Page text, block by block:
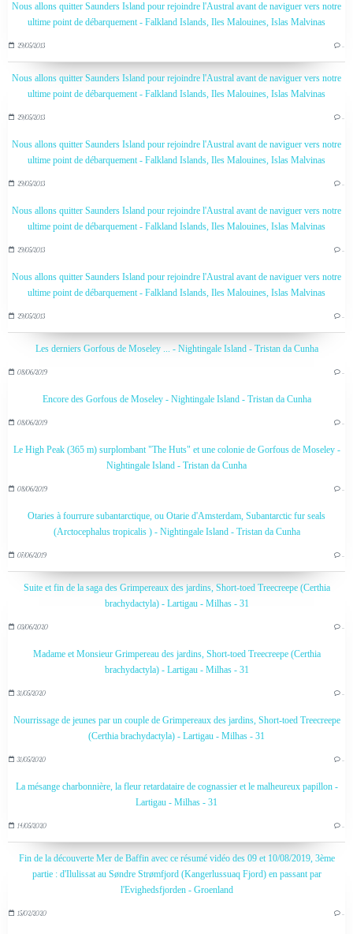
Nous allons quitter Saunders Island pour rejoindre l'Austral avant de naviguer vers notre
ultime point de débarquement - Falkland Islands, Iles Malouines, Islas Malvinas
29/05/2013 …
Nous allons quitter Saunders Island pour rejoindre l'Austral avant de naviguer vers notre
ultime point de débarquement - Falkland Islands, Iles Malouines, Islas Malvinas
29/05/2013 …
Nous allons quitter Saunders Island pour rejoindre l'Austral avant de naviguer vers notre
ultime point de débarquement - Falkland Islands, Iles Malouines, Islas Malvinas
29/05/2013 …
Nous allons quitter Saunders Island pour rejoindre l'Austral avant de naviguer vers notre
ultime point de débarquement - Falkland Islands, Iles Malouines, Islas Malvinas
29/05/2013 …
Nous allons quitter Saunders Island pour rejoindre l'Austral avant de naviguer vers notre
ultime point de débarquement - Falkland Islands, Iles Malouines, Islas Malvinas
29/05/2013 …
Les derniers Gorfous de Moseley ... - Nightingale Island - Tristan da Cunha
08/06/2019 …
Encore des Gorfous de Moseley - Nightingale Island - Tristan da Cunha
08/06/2019 …
Le High Peak (365 m) surplombant "The Huts" et une colonie de Gorfous de Moseley -
Nightingale Island - Tristan da Cunha
08/06/2019 …
Otaries à fourrure subantarctique, ou Otarie d'Amsterdam, Subantarctic fur seals
(Arctocephalus tropicalis ) - Nightingale Island - Tristan da Cunha
07/06/2019 …
Suite et fin de la saga des Grimpereaux des jardins, Short-toed Treecreepe (Certhia
brachydactyla) - Lartigau - Milhas - 31
03/06/2020 …
Madame et Monsieur Grimpereau des jardins, Short-toed Treecreepe (Certhia
brachydactyla) - Lartigau - Milhas - 31
31/05/2020 …
Nourrissage de jeunes par un couple de Grimpereaux des jardins, Short-toed Treecreepe
(Certhia brachydactyla) - Lartigau - Milhas - 31
31/05/2020 …
La mésange charbonnière, la fleur retardataire de cognassier et le malheureux papillon -
Lartigau - Milhas - 31
14/05/2020 …
Fin de la découverte Mer de Baffin avec ce résumé vidéo des 09 et 10/08/2019, 3ème
partie : d'Ilulissat au Søndre Strømfjord (Kangerlussuaq Fjord) en passant par
l'Evighedsfjorden - Groenland
15/02/2020 …